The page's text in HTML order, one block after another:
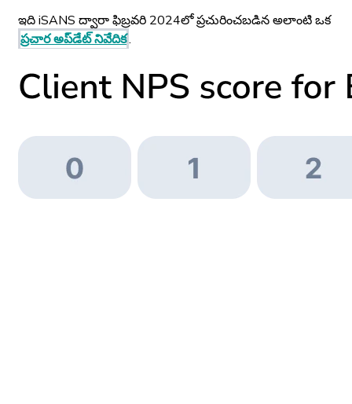
ఇది iSANS ద్వారా ఫిబ్రవరి 2024లో ప్రచురించబడిన అలాంటి ఒక
ప్రచార అప్‌డేట్ నివేదిక.